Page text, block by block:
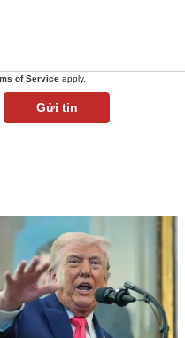
of Service apply.
Gửi tin